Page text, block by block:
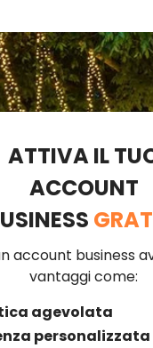
ATTIVA IL
ACCOUNT
account business
vantaggi come:
agevolata
personalizzata